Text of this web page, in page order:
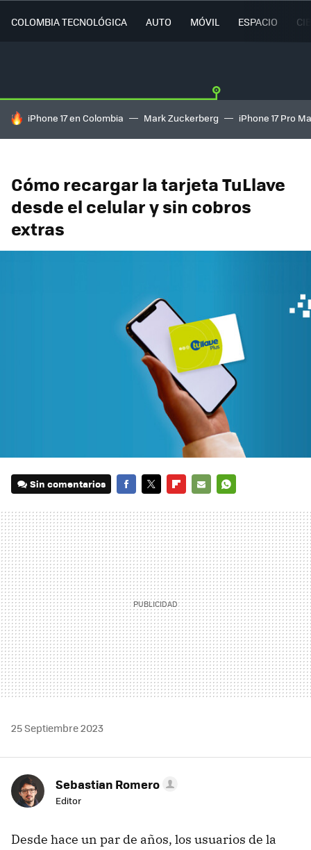
COLOMBIA TECNOLÓGICA AUTO MÓVIL ESPACIO
HOY SE HABLA DE
iPhone 17 en Colombia Mark Zuckerberg iPhone 17 Pro
Cómo recargar la tarjeta TuLlave
desde el celular y sin cobros
extras
Sin comentarios
MAIL
25 Septiembre 2023
Sebastian Romero
Editor
Desde hace un par de años, los usuarios de la